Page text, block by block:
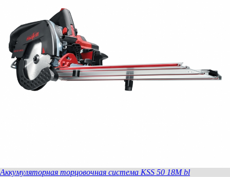
Аккумуляторная торцовочная система KSS 50 18M bl